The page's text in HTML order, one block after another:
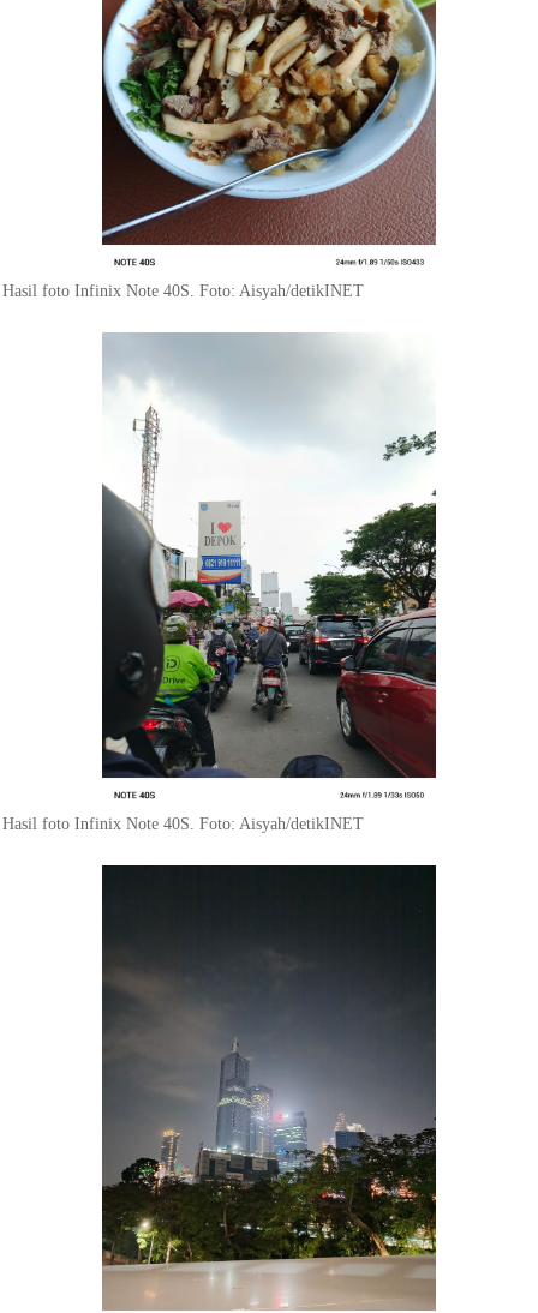
Hasil foto Infinix Note 40S. Foto: Aisyah/detikINET
Hasil foto Infinix Note 40S. Foto: Aisyah/detikINET